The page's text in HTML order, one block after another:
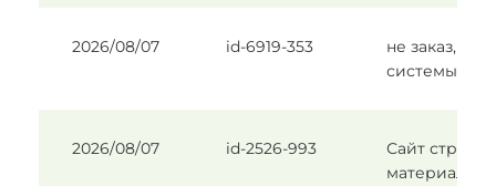
2026/08/07 id-6919-353
не заказ, тест
системы
2026/08/07 id-2526-993
Сайт строй
материалов